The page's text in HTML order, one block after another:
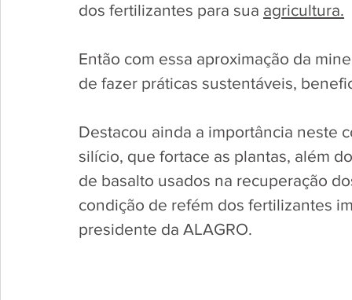
dos fertilizantes para sua agricultura.
Então com essa aproximação da
de fazer práticas sustentáveis,
Destacou ainda a importância neste
silício, que fortace as plantas, além
de basalto usados na recuperação
condição de refém dos fertilizantes
presidente da ALAGRO.